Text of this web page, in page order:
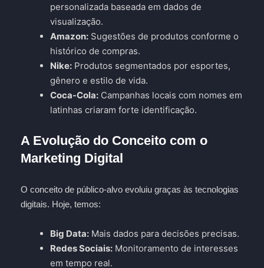
personalizada baseada em dados de
visualização.
Amazon: Sugestões de produtos conforme o
histórico de compras.
Nike: Produtos segmentados por esportes,
gênero e estilo de vida.
Coca-Cola: Campanhas locais com nomes em
latinhas criaram forte identificação.
A Evolução do Conceito com o
Marketing Digital
O conceito de público-alvo evoluiu graças às tecnologias
digitais. Hoje, temos:
Big Data: Mais dados para decisões precisas.
Redes Sociais: Monitoramento de interesses
em tempo real.